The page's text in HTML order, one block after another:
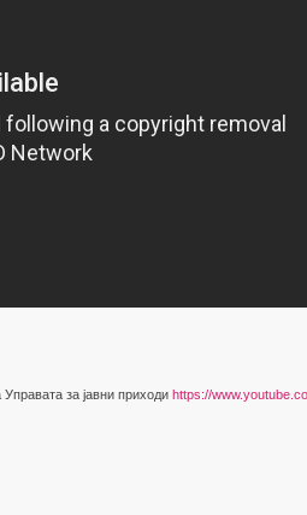
за јавни приходи https://